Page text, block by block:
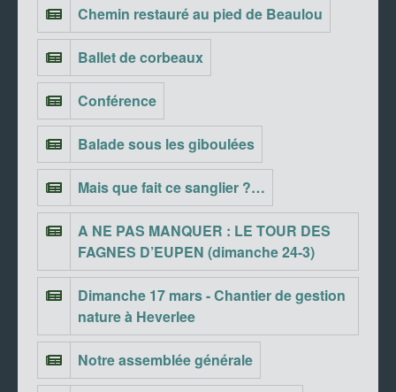
Chemin restauré au pied de Beaulou
Ballet de corbeaux
Conférence
Balade sous les giboulées
Mais que fait ce sanglier ?…
A NE PAS MANQUER : LE TOUR DES
FAGNES D’EUPEN (dimanche 24-3)
Dimanche 17 mars - Chantier de gestion
nature à Heverlee
Notre assemblée générale